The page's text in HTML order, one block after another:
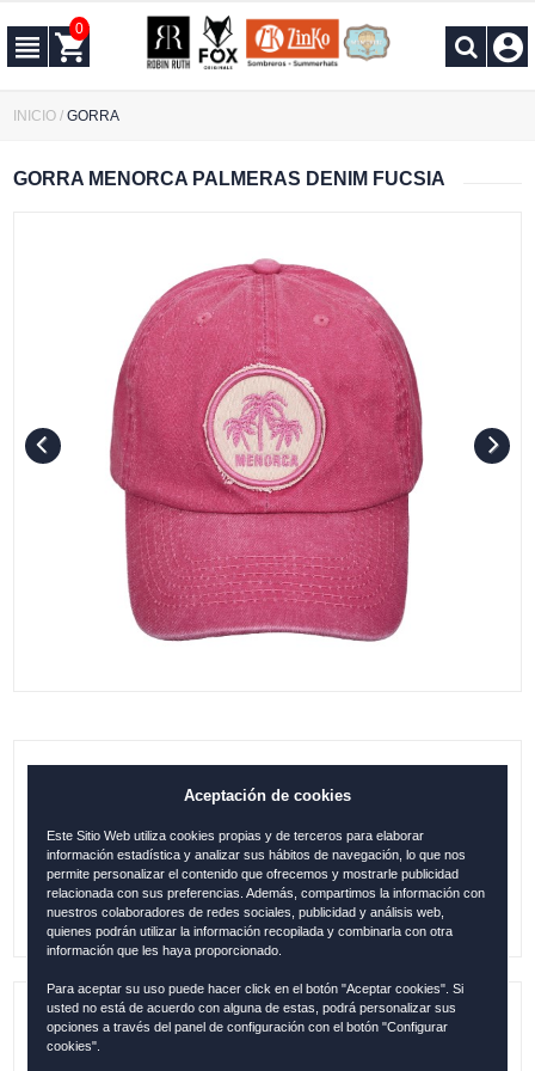
0
INICIO /GORRA
GORRA MENORCA PALMERAS DENIM FUCSIA
GORRA MENORCA PALMERAS DENIM
14.95€
Referencia: MEN1207
Aceptación de cookies
Este Sitio Web utiliza cookies propias y de terceros para elaborar
información estadística y analizar sus hábitos de navegación, lo que nos
permite personalizar el contenido que ofrecemos y mostrarle publicidad
relacionada con sus preferencias. Además, compartimos la información con
nuestros colaboradores de redes sociales, publicidad y análisis web,
quienes podrán utilizar la información recopilada y combinarla con otra
información que les haya proporcionado.
Para aceptar su uso puede hacer click en el botón "Aceptar cookies". Si
usted no está de acuerdo con alguna de estas, podrá personalizar sus
opciones a través del panel de configuración con el botón "Configurar
cookies".